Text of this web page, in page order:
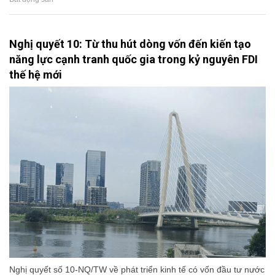
Nghị quyết 10: Từ thu hút dòng vốn đến kiến tạo
năng lực cạnh tranh quốc gia trong kỷ nguyên FDI
thế hệ mới
Nghị quyết số 10-NQ/TW về phát triển kinh tế có vốn đầu tư nước